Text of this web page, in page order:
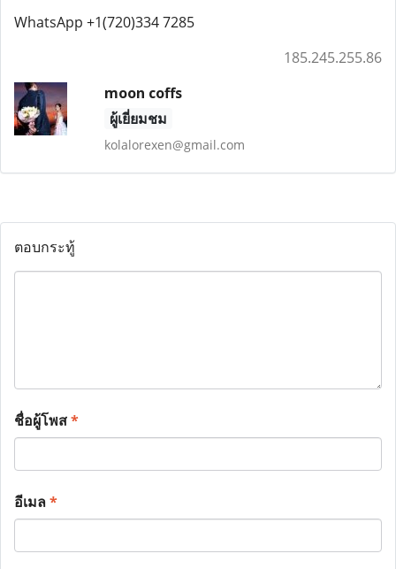
WhatsApp +1(720)334 7285
185.245.255.86
moon coffs
ผู้เยี่ยมชม
kolalorexen@gmail.com
ตอบกระทู้
ชื่อผู้โพส*
อีเมล*